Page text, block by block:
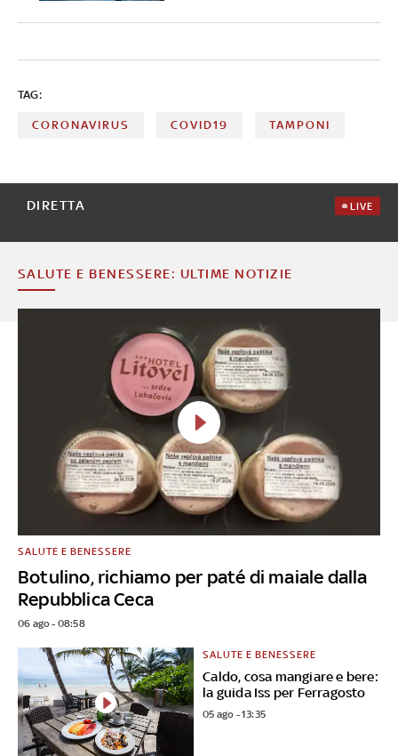
TAG:
CORONAVIRUS COVID19 TAMPONI
DIRETTA LIVE
SALUTE E BENESSERE: ULTIME NOTIZIE
Botulino, richiamo per paté di maiale dalla
Repubblica Ceca
SALUTE E BENESSERE
06 ago - 08:58
Caldo, cosa mangiare e bere:
la guida Iss per Ferragosto
SALUTE E BENESSERE
05 ago - 13:35